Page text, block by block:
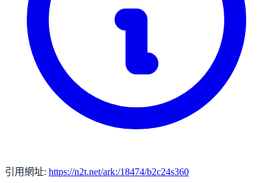
引用網址: https://n2t.net/ark:/18474/b2c24s360